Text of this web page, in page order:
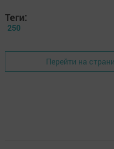
Теги:
250
Перейти на